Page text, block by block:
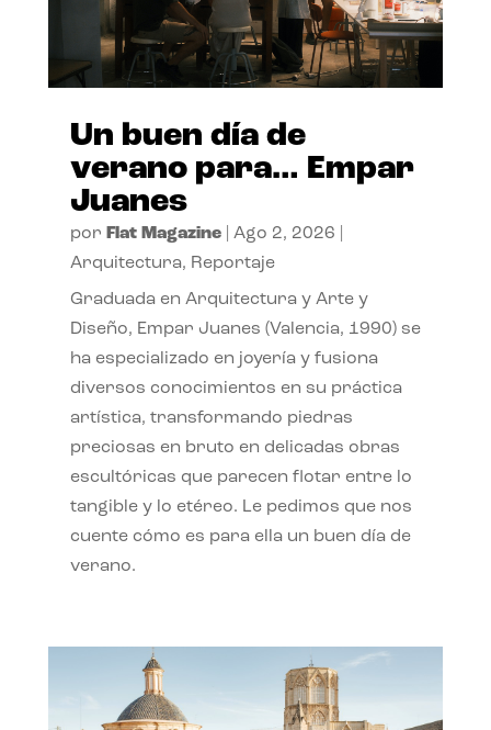
Un buen día de
verano para… Empar
Juanes
por Flat Magazine| Ago 2, 2026
Arquitectura, Reportaje
Graduada en Arquitectura y Arte y
Diseño, Empar Juanes (Valencia, 1990) se
ha especializado en joyería y fusiona
diversos conocimientos en su práctica
artística, transformando piedras
preciosas en bruto en delicadas obras
escultóricas que parecen flotar entre lo
tangible y lo etéreo. Le pedimos que nos
cuente cómo es para ella un buen día de
verano.